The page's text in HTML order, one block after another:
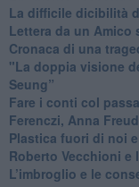
La difficile dicibilità
​Lettera da un Amico
​Cronaca di una
"​La doppia visione
Seung”
​Fare i conti col
​Ferenczi, Anna
Plastica fuori di noi
​Roberto Vecchioni e
​L’imbroglio e le